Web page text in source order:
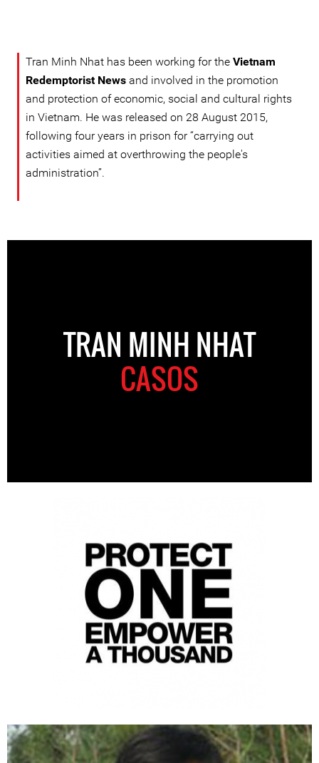
Tran Minh Nhat has been working for the Vietnam
Redemptorist News and involved in the promotion
and protection of economic, social and cultural rights
in Vietnam. He was released on 28 August 2015,
following four years in prison for “carrying out
activities aimed at overthrowing the people's
administration”.
TRAN MINH NHAT
CASOS